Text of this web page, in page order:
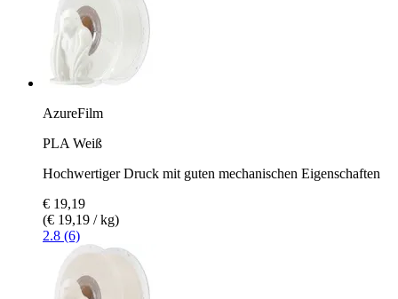
AzureFilm
PLA Weiß
Hochwertiger Druck mit guten mechanischen Eigenschaften
€ 19,19
(€ 19,19 / kg)
2.8 (6)